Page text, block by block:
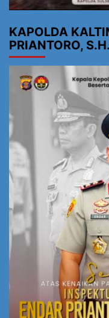
KAPOLDA
PRIANTORO,